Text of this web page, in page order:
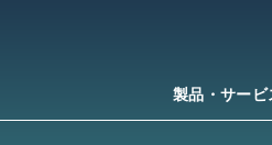
製品・サービ